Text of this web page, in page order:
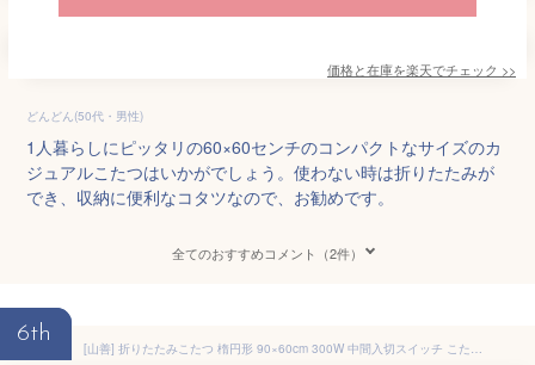
価格と在庫を楽天でチェック >>
どんどん(50代・男性)
1人暮らしにピッタリの60×60センチのコンパクトなサイズのカ
ジュアルこたつはいかがでしょう。使わない時は折りたたみが
でき、収納に便利なコタツなので、お勧めです。
全てのおすすめコメント（2件）
6th
[山善] 折りたたみこたつ 楕円形 90×60cm 300W 中間入切スイッチ こたつテーブル コタツ 一人用 おしゃれ ウォルナットブラウン GFT-90602(WBR)